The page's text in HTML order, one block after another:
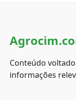
Conteúdo
informações